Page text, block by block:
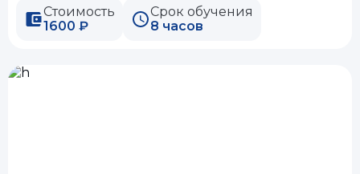
Стоимость
1600 ₽
Срок обучения
8 часов